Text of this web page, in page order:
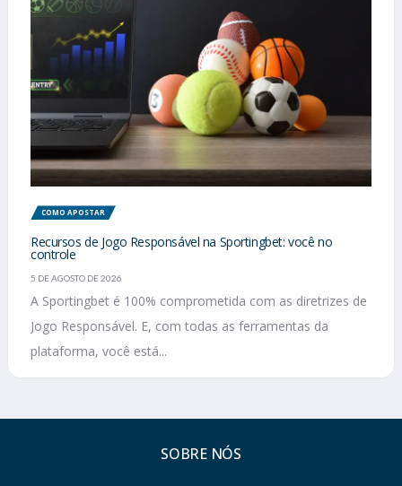
COMO APOSTAR
Recursos de Jogo Responsável na Sportingbet: você no
controle
5 DE AGOSTO DE 2026
A Sportingbet é 100% comprometida com as diretrizes de
Jogo Responsável. E, com todas as ferramentas da
plataforma, você está...
SOBRE NÓS